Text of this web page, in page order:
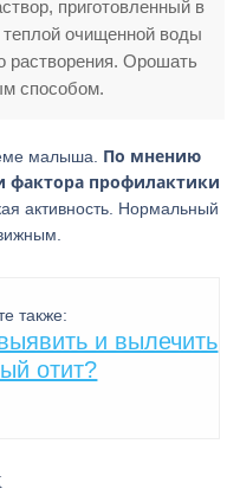
приготовленный в
очищенной воды
растворения. Орошать
способом.
малыша. По мнению
фактора профилактики
активность. Нормальный
также:
и вылечить
отит?